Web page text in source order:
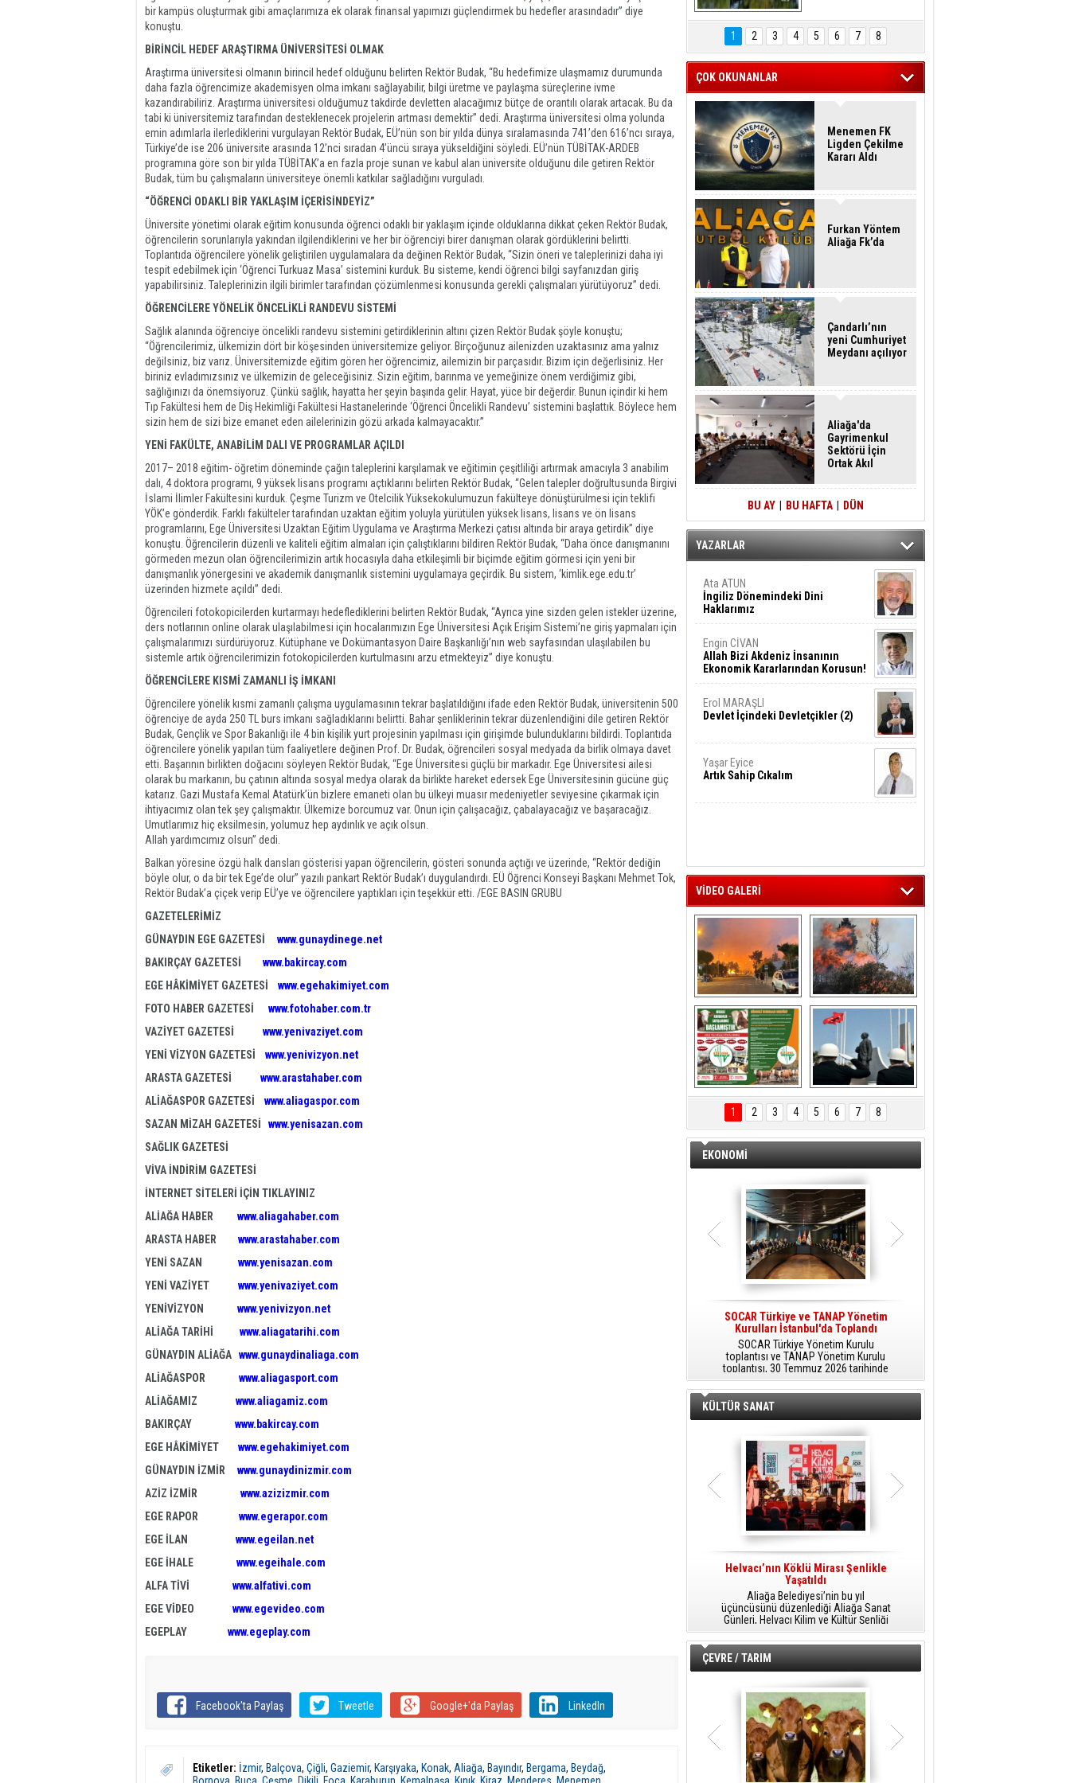
bir kampüs oluşturmak gibi amaçlarımıza ek olarak finansal yapımızı güçlendirmek bu hedefler arasındadır” diye
konuştu.
BİRİNCİL HEDEF ARAŞTIRMA ÜNİVERSİTESİ OLMAK
Araştırma üniversitesi olmanın birincil hedef olduğunu belirten Rektör Budak, “Bu hedefimize ulaşmamız durumunda
daha fazla öğrencimize akademisyen olma imkanı sağlayabilir, bilgi üretme ve paylaşma süreçlerine ivme
kazandırabiliriz. Araştırma üniversitesi olduğumuz takdirde devletten alacağımız bütçe de orantılı olarak artacak. Bu da
tabi ki üniversitemiz tarafından desteklenecek projelerin artması demektir” dedi. Araştırma üniversitesi olma yolunda
emin adımlarla ilerlediklerini vurgulayan Rektör Budak, EÜ’nün son bir yılda dünya sıralamasında 741’den 616’ncı sıraya,
Türkiye’de ise 206 üniversite arasında 12’nci sıradan 4’üncü sıraya yükseldiğini söyledi. EÜ’nün TÜBİTAK-ARDEB
programına göre son bir yılda TÜBİTAK’a en fazla proje sunan ve kabul alan üniversite olduğunu dile getiren Rektör
Budak, tüm bu çalışmaların üniversiteye önemli katkılar sağladığını vurguladı.
“ÖĞRENCİ ODAKLI BİR YAKLAŞIM İÇERİSİNDEYİZ”
Üniversite yönetimi olarak eğitim konusunda öğrenci odaklı bir yaklaşım içinde olduklarına dikkat çeken Rektör Budak,
öğrencilerin sorunlarıyla yakından ilgilendiklerini ve her bir öğrenciyi birer danışman olarak gördüklerini belirtti.
Toplantıda öğrencilere yönelik geliştirilen uygulamalara da değinen Rektör Budak, “Sizin öneri ve taleplerinizi daha iyi
tespit edebilmek için ‘Öğrenci Turkuaz Masa’ sistemini kurduk. Bu sisteme, kendi öğrenci bilgi sayfanızdan giriş
yapabilirsiniz. Taleplerinizin ilgili birimler tarafından çözümlenmesi konusunda gerekli çalışmaları yürütüyoruz” dedi.
ÖĞRENCİLERE YÖNELİK ÖNCELİKLİ RANDEVU SİSTEMİ
Sağlık alanında öğrenciye öncelikli randevu sistemini getirdiklerinin altını çizen Rektör Budak şöyle konuştu;
“Öğrencilerimiz, ülkemizin dört bir köşesinden üniversitemize geliyor. Birçoğunuz ailenizden uzaktasınız ama yalnız
değilsiniz, biz varız. Üniversitemizde eğitim gören her öğrencimiz, ailemizin bir parçasıdır. Bizim için değerlisiniz. Her
biriniz evladımızsınız ve ülkemizin de geleceğisiniz. Sizin eğitim, barınma ve yemeğinize önem verdiğimiz gibi,
sağlığınızı da önemsiyoruz. Çünkü sağlık, hayatta her şeyin başında gelir. Hayat, yüce bir değerdir. Bunun içindir ki hem
Tıp Fakültesi hem de Diş Hekimliği Fakültesi Hastanelerinde ‘Öğrenci Öncelikli Randevu’ sistemini başlattık. Böylece hem
sizin hem de sizi bize emanet eden ailelerinizin gözü arkada kalmayacaktır.”
YENİ FAKÜLTE, ANABİLİM DALI VE PROGRAMLAR AÇILDI
2017– 2018 eğitim- öğretim döneminde çağın taleplerini karşılamak ve eğitimin çeşitliliği artırmak amacıyla 3 anabilim
dalı, 4 doktora programı, 9 yüksek lisans programı açtıklarını belirten Rektör Budak, “Gelen talepler doğrultusunda Birgivi
İslami İlimler Fakültesini kurduk. Çeşme Turizm ve Otelcilik Yüksekokulumuzun fakülteye dönüştürülmesi için teklifi
YÖK’e gönderdik. Farklı fakülteler tarafından uzaktan eğitim yoluyla yürütülen yüksek lisans, lisans ve ön lisans
programlarını, Ege Üniversitesi Uzaktan Eğitim Uygulama ve Araştırma Merkezi çatısı altında bir araya getirdik” diye
konuştu. Öğrencilerin düzenli ve kaliteli eğitim almaları için çalıştıklarını bildiren Rektör Budak, “Daha önce danışmanını
görmeden mezun olan öğrencilerimizin artık hocasıyla daha etkileşimli bir biçimde eğitim görmesi için yeni bir
danışmanlık yönergesini ve akademik danışmanlık sistemini uygulamaya geçirdik. Bu sistem, ‘kimlik.ege.edu.tr’
üzerinden hizmete açıldı” dedi.
Öğrencileri fotokopicilerden kurtarmayı hedeflediklerini belirten Rektör Budak, “Ayrıca yine sizden gelen istekler üzerine,
ders notlarının online olarak ulaşılabilmesi için hocalarımızın Ege Üniversitesi Açık Erişim Sistemi’ne giriş yapmaları için
çalışmalarımızı sürdürüyoruz. Kütüphane ve Dokümantasyon Daire Başkanlığı’nın web sayfasından ulaşılabilen bu
sistemle artık öğrencilerimizin fotokopicilerden kurtulmasını arzu etmekteyiz” diye konuştu.
ÖĞRENCİLERE KISMİ ZAMANLI İŞ İMKANI
Öğrencilere yönelik kısmi zamanlı çalışma uygulamasının tekrar başlatıldığını ifade eden Rektör Budak, üniversitenin 500
öğrenciye de ayda 250 TL burs imkanı sağladıklarını belirtti. Bahar şenliklerinin tekrar düzenlendiğini dile getiren Rektör
Budak, Gençlik ve Spor Bakanlığı ile 4 bin kişilik yurt projesinin yapılması için girişimde bulunduklarını bildirdi. Toplantıda
öğrencilere yönelik yapılan tüm faaliyetlere değinen Prof. Dr. Budak, öğrencileri sosyal medyada da birlik olmaya davet
etti. Başarının birlikten doğacını söyleyen Rektör Budak, “Ege Üniversitesi güçlü bir markadır. Ege Üniversitesi ailesi
olarak bu markanın, bu çatının altında sosyal medya olarak da birlikte hareket edersek Ege Üniversitesinin gücüne güç
katarız. Gazi Mustafa Kemal Atatürk’ün bizlere emaneti olan bu ülkeyi muasır medeniyetler seviyesine çıkarmak için
ihtiyacımız olan tek şey çalışmaktır. Ülkemize borcumuz var. Onun için çalışacağız, çabalayacağız ve başaracağız.
Umutlarımız hiç eksilmesin, yolumuz hep aydınlık ve açık olsun.
Allah yardımcımız olsun” dedi.
Balkan yöresine özgü halk dansları gösterisi yapan öğrencilerin, gösteri sonunda açtığı ve üzerinde, “Rektör dediğin
böyle olur, o da bir tek Ege’de olur” yazılı pankart Rektör Budak’ı duygulandırdı. EÜ Öğrenci Konseyi Başkanı Mehmet Tok,
Rektör Budak’a çiçek verip EÜ’ye ve öğrencilere yaptıkları için teşekkür etti. /EGE BASIN GRUBU
GAZETELERİMİZ
GÜNAYDIN EGE GAZETESİ
www.gunaydinege.net
BAKIRÇAY GAZETESİ www.bakircay.com
EGE HÂKİMİYET GAZETESİ
www.egehakimiyet.com
FOTO HABER GAZETESİ
www.fotohaber.com.tr
VAZİYET GAZETESİ www.yenivaziyet.com
YENİ VİZYON GAZETESİ
www.yenivizyon.net
ARASTA GAZETESİ www.arastahaber.com
ALİAĞASPOR GAZETESİ
www.aliagaspor.com
SAZAN MİZAH GAZETESİ
www.yenisazan.com
SAĞLIK GAZETESİ
VİVA İNDİRİM GAZETESİ
İNTERNET SİTELERİ İÇİN TIKLAYINIZ
ALİAĞA HABER www.aliagahaber.com
ARASTA HABER www.arastahaber.com
YENİ SAZAN www.yenisazan.com
YENİ VAZİYET www.yenivaziyet.com
YENİVİZYON www.yenivizyon.net
ALİAĞA TARİHİ www.aliagatarihi.com
GÜNAYDIN ALİAĞA www.gunaydinaliaga.com
ALİAĞASPOR www.aliagasport.com
ALİAĞAMIZ www.aliagamiz.com
BAKIRÇAY www.bakircay.com
EGE HÂKİMİYET www.egehakimiyet.com
GÜNAYDIN İZMİR www.gunaydinizmir.com
AZİZ İZMİR www.azizizmir.com
EGE RAPOR www.egerapor.com
EGE İLAN www.egeilan.net
EGE İHALE www.egeihale.com
ALFA TİVİ www.alfativi.com
EGE VİDEO www.egevideo.com
EGEPLAY www.egeplay.com
Facebook'ta Paylaş Tweetle Google+'da Paylaş LinkedIn
Etiketler: İzmir, Balçova, Çiğli, Gaziemir, Karşıyaka, Konak, Aliağa, Bayındır, Bergama, Beydağ,
Hasan Eser'in
Objektifinden
1 2 3 4 5 6 7 8
ÇOK OKUNANLAR
Menemen FK
Ligden Çekilme
Kararı Aldı
Furkan Yöntem
Aliağa Fk’da
Çandarlı’nın
yeni Cumhuriyet
Meydanı açılıyor
Aliağa'da
Gayrimenkul
Sektörü İçin
Ortak Akıl
BU AY BU HAFTA DÜN
YAZARLAR
Ata ATUN
İngiliz Dönemindeki Dini
Haklarımız
Engin CİVAN
Allah Bizi Akdeniz İnsanının
Ekonomik Kararlarından Korusun!
Erol MARAŞLI
Devlet İçindeki Devletçikler (2)
Yaşar Eyice
Artık Sahip Cıkalım
VİDEO GALERİ
Aliağa ‘da  otluk
alanda çıkan
yangın evlere
sıçramadan
söndürüldü
Aliağa'nın Ciğerleri
ÖNAL TARIM
TANITIM FİLMİ
Aliağa'da Polis
Haftası Kutlandı
1 2 3 4 5 6 7 8
EKONOMİ
SOCAR Türkiye ve TANAP Yönetim
Kurulları İstanbul'da Toplandı
SOCAR Türkiye Yönetim Kurulu
toplantısı ve TANAP Yönetim Kurulu
toplantısı, 30 Temmuz 2026 tarihinde
İstanbul’da gerçekleştirildi.
hidrojen teknolojileri alanında yenilikçi
projelere öncülük ediyor.
KÜLTÜR SANAT
Helvacı’nın Köklü Mirası Şenlikle
Yaşatıldı
Aliağa Belediyesi’nin bu yıl
üçüncüsünü düzenlediği Aliağa Sanat
Günleri, Helvacı Kilim ve Kültür Şenliği
ile Helvacı’da renkli bir güne sahne
oldu.
birbirinden renkli etkinliklerle devam
ÇEVRE / TARIM